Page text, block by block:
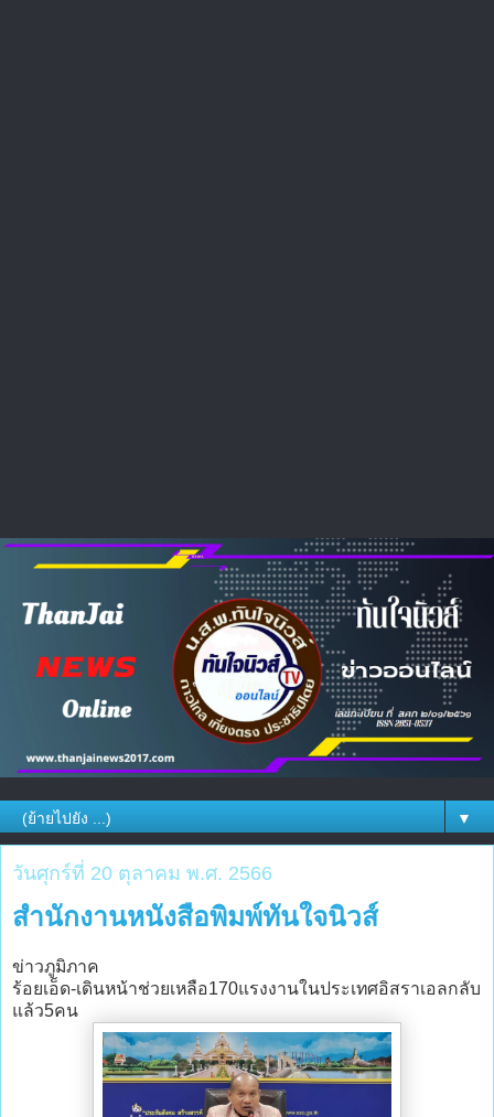
▼
วันศุกร์ที่ 20 ตุลาคม พ.ศ. 2566
สำนักงานหนังสือพิมพ์ทันใจนิวส์
ข่าวภูมิภาค
ร้อยเอ็ด-เดินหน้าช่วยเหลือ170แรงงานในประเทศอิสราเอลกลับ
แล้ว5คน